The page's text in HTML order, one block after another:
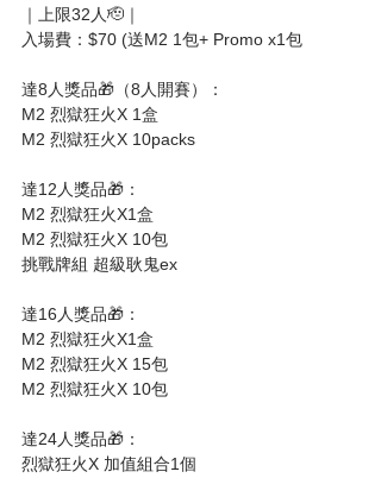
｜上限32人🫡｜
入場費：$70 (送M2 1包+ Promo x1包
達8人獎品🎁（8人開賽）：
M2 烈獄狂火X 1盒
M2 烈獄狂火X 10packs
達12人獎品🎁：
M2 烈獄狂火X1盒
M2 烈獄狂火X 10包
挑戰牌組 超級耿鬼ex
達16人獎品🎁：
M2 烈獄狂火X1盒
M2 烈獄狂火X 15包
M2 烈獄狂火X 10包
達24人獎品🎁：
烈獄狂火X 加值組合1個